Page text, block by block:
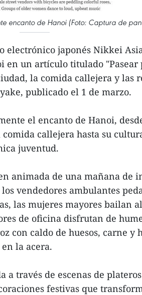
encanto de Hanoi (Foto: Captura de
electrónico japonés Nikkei
en un artículo titulado "Pasear
la comida callejera y las
publicado el 1 de marzo.
el encanto de Hanoi,
comida callejera hasta su
juventud.
animada de una mañana de
vendedores ambulantes
las mujeres mayores bailan
de oficina disfrutan de
con caldo de huesos, carne y
la acera.
a través de escenas de
festivas que